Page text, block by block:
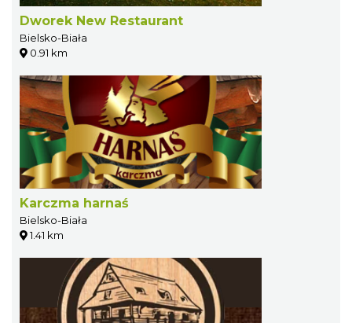
Dworek New Restaurant
Bielsko-Biała
0.91 km
Karczma harnaś
Bielsko-Biała
1.41 km